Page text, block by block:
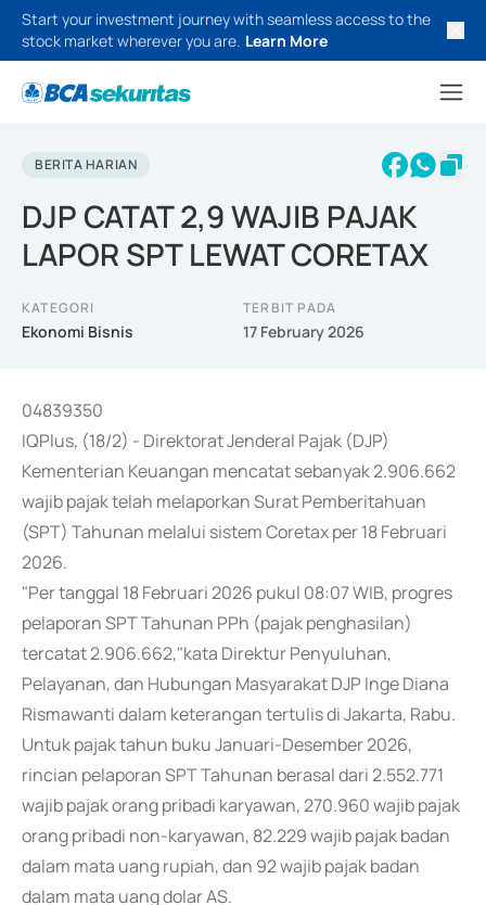
Start your investment journey with seamless access to the
stock market wherever you are. Learn More
BERITA HARIAN
DJP CATAT 2,9 WAJIB PAJAK
LAPOR SPT LEWAT CORETAX
KATEGORI
Ekonomi Bisnis
TERBIT PADA
17 February 2026
04839350
IQPlus, (18/2) - Direktorat Jenderal Pajak (DJP)
Kementerian Keuangan mencatat sebanyak 2.906.662
wajib pajak telah melaporkan Surat Pemberitahuan
(SPT) Tahunan melalui sistem Coretax per 18 Februari
2026.
"Per tanggal 18 Februari 2026 pukul 08:07 WIB, progres
pelaporan SPT Tahunan PPh (pajak penghasilan)
tercatat 2.906.662,"kata Direktur Penyuluhan,
Pelayanan, dan Hubungan Masyarakat DJP Inge Diana
Rismawanti dalam keterangan tertulis di Jakarta, Rabu.
Untuk pajak tahun buku Januari-Desember 2026,
rincian pelaporan SPT Tahunan berasal dari 2.552.771
wajib pajak orang pribadi karyawan, 270.960 wajib pajak
orang pribadi non-karyawan, 82.229 wajib pajak badan
dalam mata uang rupiah, dan 92 wajib pajak badan
dalam mata uang dolar AS.